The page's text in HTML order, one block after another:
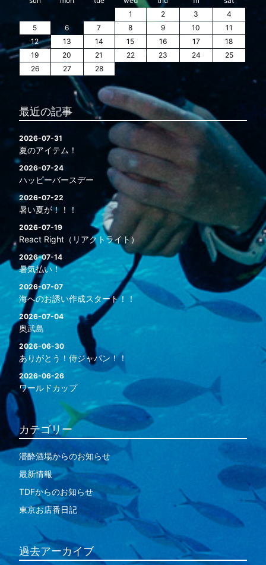
1
2 3
4
5
6 7 8 9 10
11
12
13 14 15 16 17
18
19
20 21 22 23 24
25
26
27 28
最近の記事
2026-07-31
夏のアイテム！
2026-07-24
ハッピーバースデー
2026-07-22
暑い夏が！！！
2026-07-19
React Right（リアクトライト）
2026-07-14
暑気払い！
2026-07-07
海へのお誘い作成スタート！！
2026-07-04
奥武島
2026-06-30
ありがとう！侍ジャパン！！
2026-06-26
ワールドカップ
カテゴリー
潜酔酒場からのお知らせ
最新情報
TDFからのお知らせ
東京お店番日記
過去アーカイブ